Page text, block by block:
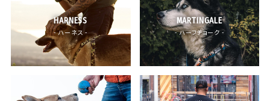
HARNESS
- ハーネス -
MARTINGALE
- ハーフチョーク -